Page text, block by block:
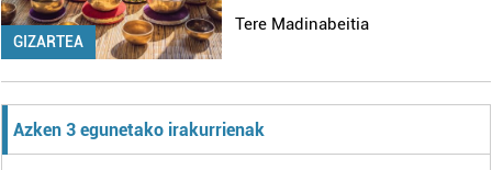
GIZARTEA
Tere Madinabeitia
Azken 3 egunetako irakurrienak